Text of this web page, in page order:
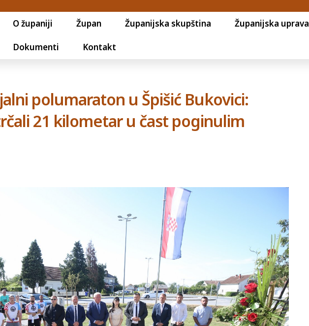
O županiji Župan Županijska skupština Županijska uprava
Dokumenti Kontakt
polumaraton u Špišić Bukovici:
21 kilometar u čast poginulim